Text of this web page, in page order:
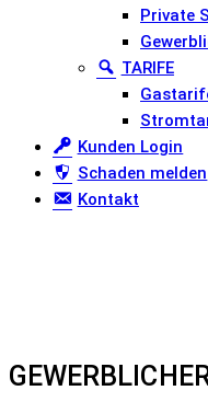
Private
TARIFE
Kunden Login
Schaden melden
Kontakt